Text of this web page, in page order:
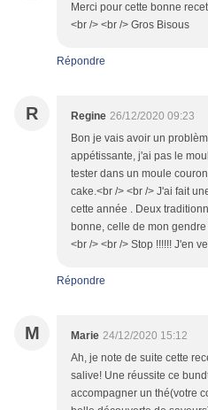
Merci pour cette bonne
<br /> <br /> Gros Bisous
Répondre
R Regine 26/12/2020 09:23
Bon je vais avoir un
appétissante, j'ai pas le
tester dans un moule
cake.<br /> <br /> J'ai fait
cette année . Deux
bonne, celle de mon
<br /> <br /> Stop !!!!!! J'en
Répondre
M Marie 24/12/2020 15:12
Ah, je note de suite cette
salive! Une réussite ce
accompagner un thé(votre